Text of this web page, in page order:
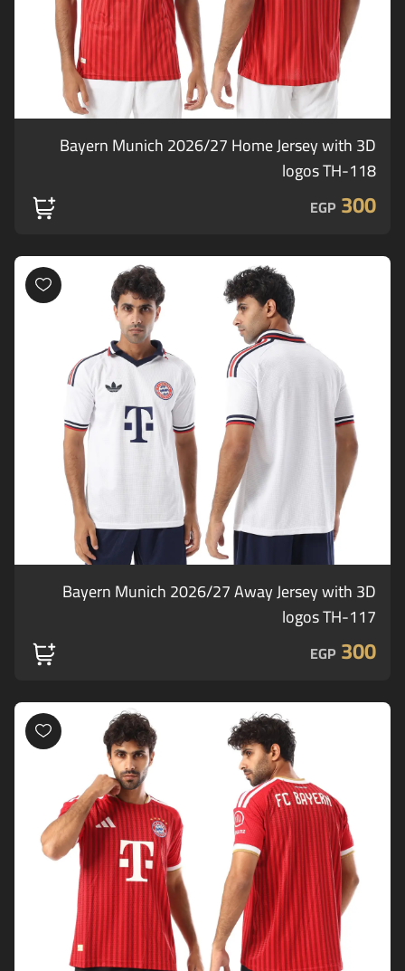
Bayern Munich 2026/27 Home Jersey with 3D
logos TH-118
300
EGP
Bayern Munich 2026/27 Away Jersey with 3D
logos TH-117
300
EGP